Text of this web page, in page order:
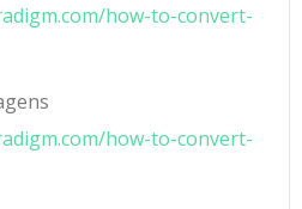
how-to-convert-
how-to-convert-